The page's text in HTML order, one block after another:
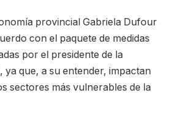
provincial Gabriela Dufour
con el paquete de medidas
por el presidente de la
ya que, a su entender, impactan
sectores más vulnerables de la